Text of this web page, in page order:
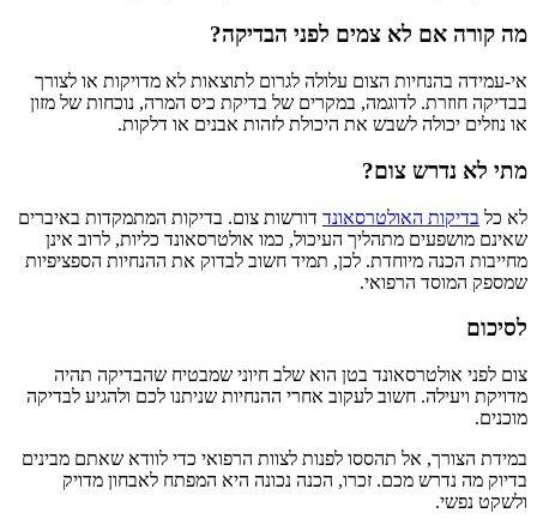
מה קורה אם לא צמים לפני הבדיקה?
אי-עמידה בהנחיות הצום עלולה לגרום לתוצאות לא מדויקות או לצורך
בבדיקה חוזרת. לדוגמה, במקרים של בדיקת כיס המרה, נוכחות של מזון
או נוזלים יכולה לשבש את היכולת לזהות אבנים או דלקות.
מתי לא נדרש צום?
לא כל בדיקות האולטרסאונד דורשות צום. בדיקות המתמקדות באיברים
שאינם מושפעים מתהליך העיכול, כמו אולטרסאונד כליות, לרוב אינן
מחייבות הכנה מיוחדת. לכן, תמיד חשוב לבדוק את ההנחיות הספציפיות
שמספק המוסד הרפואי.
לסיכום
צום לפני אולטרסאונד בטן הוא שלב חיוני שמבטיח שהבדיקה תהיה
מדויקת ויעילה. חשוב לעקוב אחרי ההנחיות שניתנו לכם ולהגיע לבדיקה
מוכנים.
במידת הצורך, אל תהססו לפנות לצוות הרפואי כדי לוודא שאתם מבינים
בדיוק מה נדרש מכם. זכרו, הכנה נכונה היא המפתח לאבחון מדויק
ולשקט נפשי.